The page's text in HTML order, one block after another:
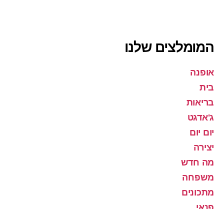
המומלצים שלנו
אופנה
בית
בריאות
ג'אדגט
יום יום
יצירה
מה חדש
משפחה
מתכונים